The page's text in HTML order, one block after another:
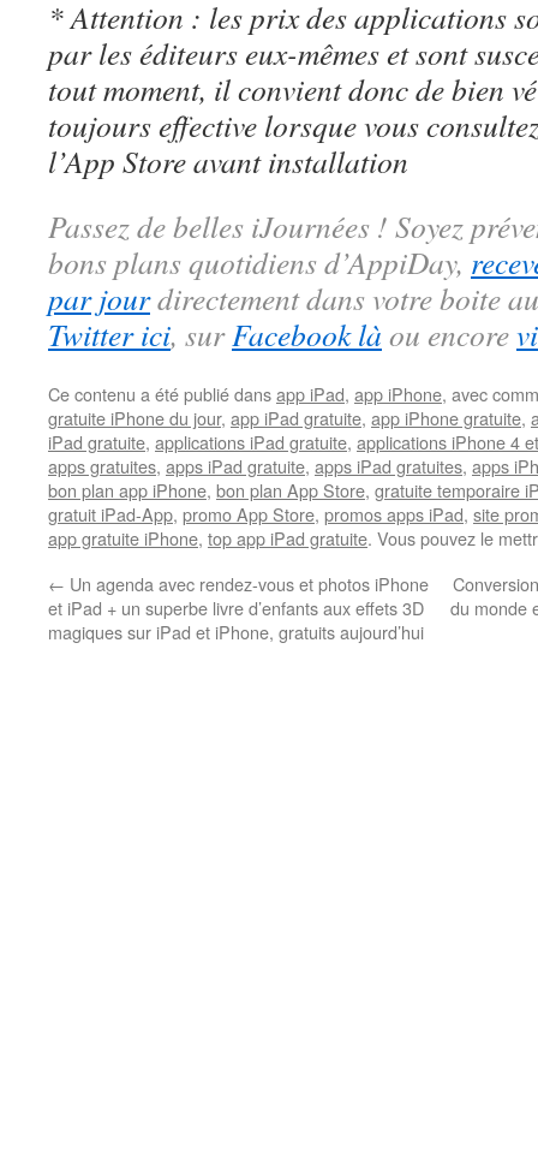
* Attention : les prix des applications
par les éditeurs eux-mêmes et sont
tout moment, il convient donc de bien
toujours effective lorsque vous
l’App Store avant installation
Passez de belles iJournées ! Soyez
bons plans quotidiens d’AppiDay,
par jourdirectement dans votre boite
Twitter ici, surFacebook là ou encore
Ce contenu a été publié dansapp iPad, app iPhone, avec
gratuite iPhone du jour, app iPad gratuite, app iPhone gratuite,
iPad gratuite, applications iPad gratuite, applications iPhone 4
apps gratuites, apps iPad gratuite, apps iPad gratuites, apps
bon plan app iPhone, bon plan App Store, gratuite temporaire
gratuit iPad-App, promo App Store, promos apps iPad, site
app gratuite iPhone, top app iPad gratuite. Vous pouvez le
← Un agenda avec rendez-vous et photos iPhone
et iPad + un superbe livre d’enfants aux effets 3D
magiques sur iPad et iPhone, gratuits aujourd’hui
du monde